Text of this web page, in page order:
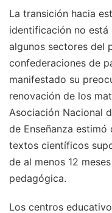
La transición hacia
identificación no
algunos sectores del
confederaciones de
manifestado su
renovación de los
Asociación Nacional
de Enseñanza
textos científicos
de al menos 12
pedagógica.
Los centros